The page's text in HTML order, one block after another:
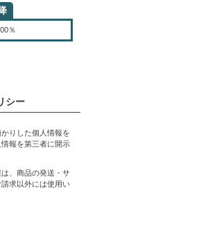
％
シー
りした個人情報を
報を第三者に開示
は、商品の発送・サ
求以外には使用い